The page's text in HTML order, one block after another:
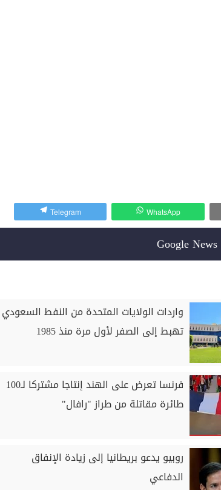
WhatsApp
Telegram
واردات الولايات المتحدة من النفط السعودي
تهبط إلى الصفر لأول مرة منذ 1985
فرنسا تعرض على الهند إنتاجا مشتركا لـ100
طائرة مقاتلة من طراز "رافال"
روبيو يدعو بريطانيا إلى زيادة الإنفاق
الدفاعي